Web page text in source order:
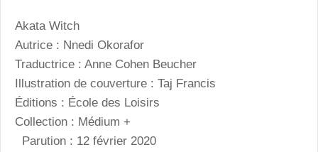
Akata Witch
Autrice : Nnedi Okorafor
Traductrice : Anne Cohen Beucher
Illustration de couverture : Taj Francis
Éditions : École des Loisirs
Collection : Médium +
Parution : 12 février 2020